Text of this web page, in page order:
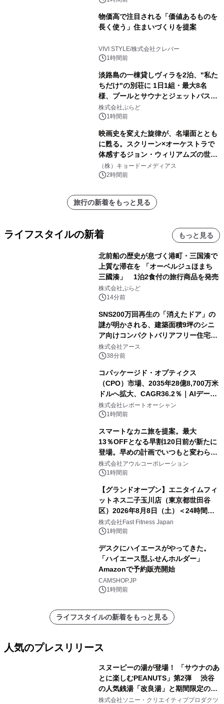
物価高で注目される「価値あるものを
長く使う」住まいづくりを提案
VIVI STYLE/株式会社クレバー
1時間前
淡路島の一棟貸しヴィラを2泊、"私た
ちだけ"の別荘に 1日1組・最大8名
様、プールとサウナとジェットバス付
きで Villa Mon Temps AWAJIの連泊
素泊りプラン
株式会社ぷらど
1時間前
映画史を変えた旋律が、名場面ととも
に甦る。スクリーン×オーケストラで
体感するジョン・ウィリアムズの世
界。ジョン・ウィリアムズ：シネマ・
スペクタキュラー・コンサート 開催決
（株）キョードーメディアス
2時間前
旅行の新着をもっと見る
ライフスタイルの新着 もっと見る
北前船の歴史が息づく港町・三国湊で
上質な滞在を 「オーベルジュほまち
三國湊」 1泊2食付の旅行商品を発売
株式会社ぷらど
14分前
SNS200万回再生の「消えたドア」の
謎が明かされる、建築面積9坪のシニ
ア向けコンパクトバリアフリー住宅が
誕生
株式会社アース
38分前
コパッケージド・オプティクス
（CPO）市場、2035年28億8,700万米
ドルへ拡大、CAGR36.2％｜AIデータ
センター・高速光通信需要が成長を加
速
株式会社レポートオーシャン
1時間前
スマートなカニ旅を提案。最大
13％OFFとなる早割120日前が新たに
登場。早めの計画でいつもと変わらぬ
大人の冬旅を。ー夕日ヶ浦温泉「佳松
苑 別邸ふうか」ー
株式会社アウルコーポレーション
1時間前
【グランドオープン】エニタイムフィ
ットネス二子玉川店（東京都世田谷
区）2026年8月8日（土）＜24時間年
中無休のフィットネスジム＞
株式会社Fast Fitness Japan
1時間前
デスクにハイエースがやってきた。
「ハイエース型ふせんホルダー」
Amazonで予約販売開始
CAMSHOP.JP
1時間前
ライフスタイルの新着をもっと見る
人気のプレスリリース
スヌーピーの湯が登場！ 「サウナのあ
とに楽しむPEANUTS」第2弾 渋谷
の人気銭湯「改良湯」と期間限定のコ
ラボレーション サウナイキタイコラ
株式会社ソニー・クリエイティブプロダクツ